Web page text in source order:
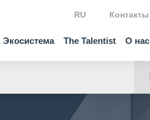
Экосистема The Talentist О нас
RU Контакты